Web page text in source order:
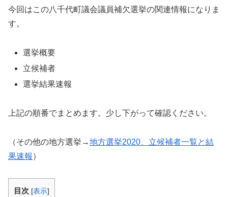
今回はこの八千代町議会議員補欠選挙の関連情報になりま
す。
選挙概要
立候補者
選挙結果速報
上記の順番でまとめます。少し下がって確認ください。
（その他の地方選挙→地方選挙2020、立候補者一覧と結
果速報 ）
目次 [表示]